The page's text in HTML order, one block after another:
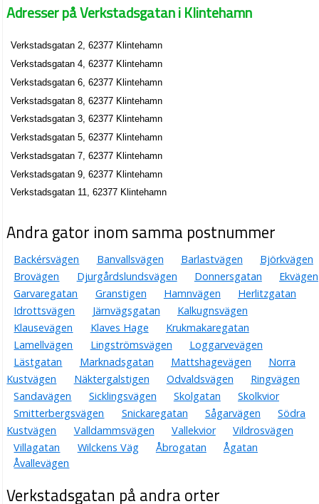
Adresser på Verkstadsgatan i Klintehamn
Verkstadsgatan 2, 62377 Klintehamn
Verkstadsgatan 4, 62377 Klintehamn
Verkstadsgatan 6, 62377 Klintehamn
Verkstadsgatan 8, 62377 Klintehamn
Verkstadsgatan 3, 62377 Klintehamn
Verkstadsgatan 5, 62377 Klintehamn
Verkstadsgatan 7, 62377 Klintehamn
Verkstadsgatan 9, 62377 Klintehamn
Verkstadsgatan 11, 62377 Klintehamn
Andra gator inom samma postnummer
Backérsvägen Banvallsvägen Barlastvägen
Björkvägen
Brovägen
Djurgårdslundsvägen Donnersgatan
Ekvägen
Garvaregatan
Granstigen Hamnvägen
Herlitzgatan
Idrottsvägen
Järnvägsgatan
Kalkugnsvägen
Klausevägen
Klaves Hage
Krukmakaregatan
Lamellvägen
Lingströmsvägen
Loggarvevägen
Lästgatan
Marknadsgatan Mattshagevägen
Norra
Kustvägen
Näktergalstigen Odvaldsvägen
Ringvägen
Sandavägen
Sicklingsvägen Skolgatan
Skolkvior
Smitterbergsvägen
Snickaregatan Sågarvägen
Södra
Kustvägen
Valldammsvägen Vallekvior
Vildrosvägen
Villagatan
Wilckens Väg Åbrogatan
Ågatan
Åvallevägen
Verkstadsgatan på andra orter